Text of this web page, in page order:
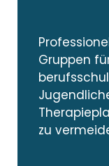
Gruppen
zu